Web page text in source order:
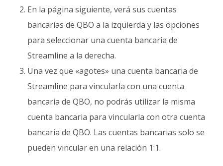
En la página siguiente, verá sus cuentas
bancarias de QBO a la izquierda y las opciones
para seleccionar una cuenta bancaria de
Streamline a la derecha.
Una vez que «agotes» una cuenta bancaria de
Streamline para vincularla con una cuenta
bancaria de QBO, no podrás utilizar la misma
cuenta bancaria para vincularla con otra cuenta
bancaria de QBO. Las cuentas bancarias solo se
pueden vincular en una relación 1:1.